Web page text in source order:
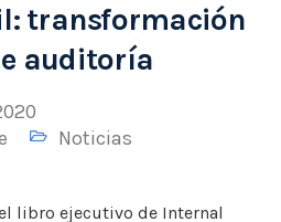
transformación
auditoría
Noticias
libro ejecutivo de Internal